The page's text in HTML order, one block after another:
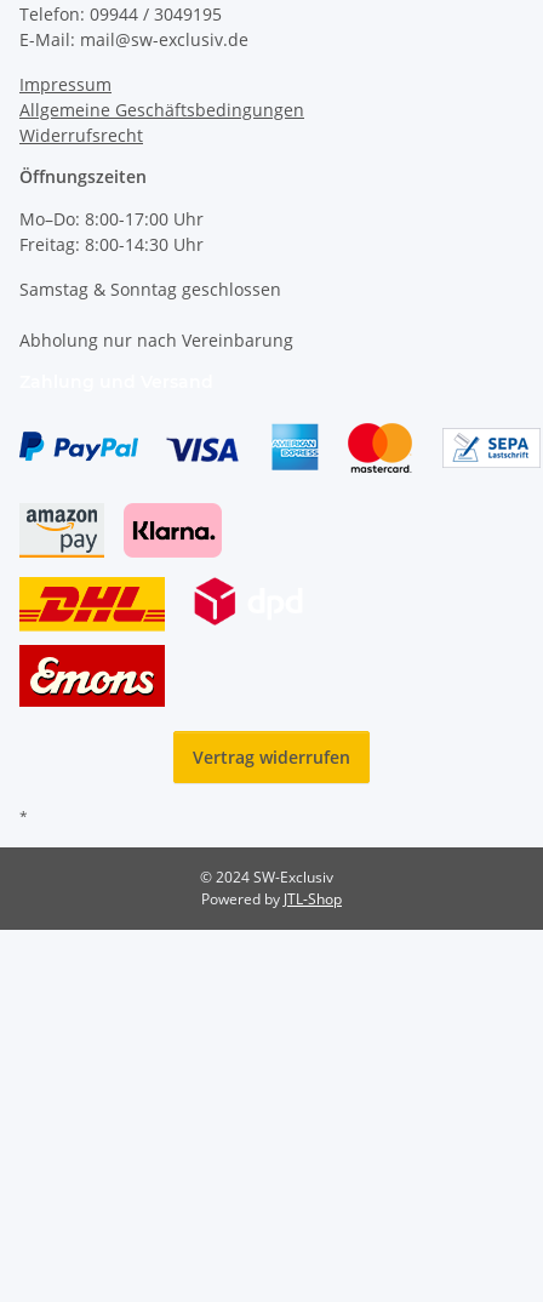
Telefon: 09944 / 3049195
E-Mail: mail@sw-exclusiv.de
Impressum
Allgemeine Geschäftsbedingungen
Widerrufsrecht
Öffnungszeiten
Mo–Do: 8:00-17:00 Uhr
Freitag: 8:00-14:30 Uhr
Samstag & Sonntag geschlossen
Abholung nur nach Vereinbarung
Vertrag widerrufen
*
© 2024 SW-Exclusiv
Powered by JTL-Shop